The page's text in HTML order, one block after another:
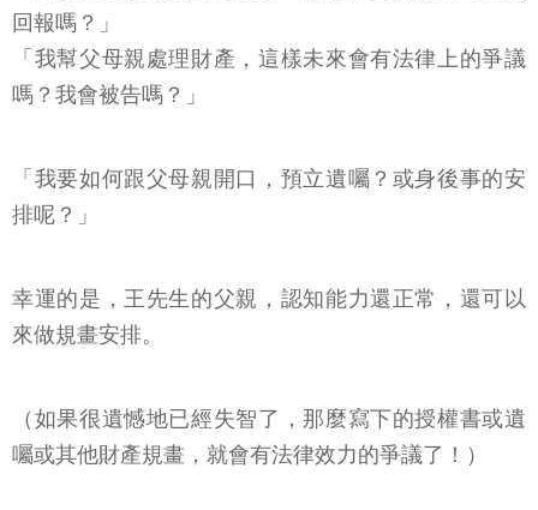
回報嗎？」
「我幫父母親處理財產，這樣未來會有法律上的爭議
嗎？我會被告嗎？」
「我要如何跟父母親開口，預立遺囑？或身後事的安
排呢？」
幸運的是，王先生的父親，認知能力還正常，還可以
來做規畫安排。
（如果很遺憾地已經失智了，那麼寫下的授權書或遺
囑或其他財產規畫，就會有法律效力的爭議了！）